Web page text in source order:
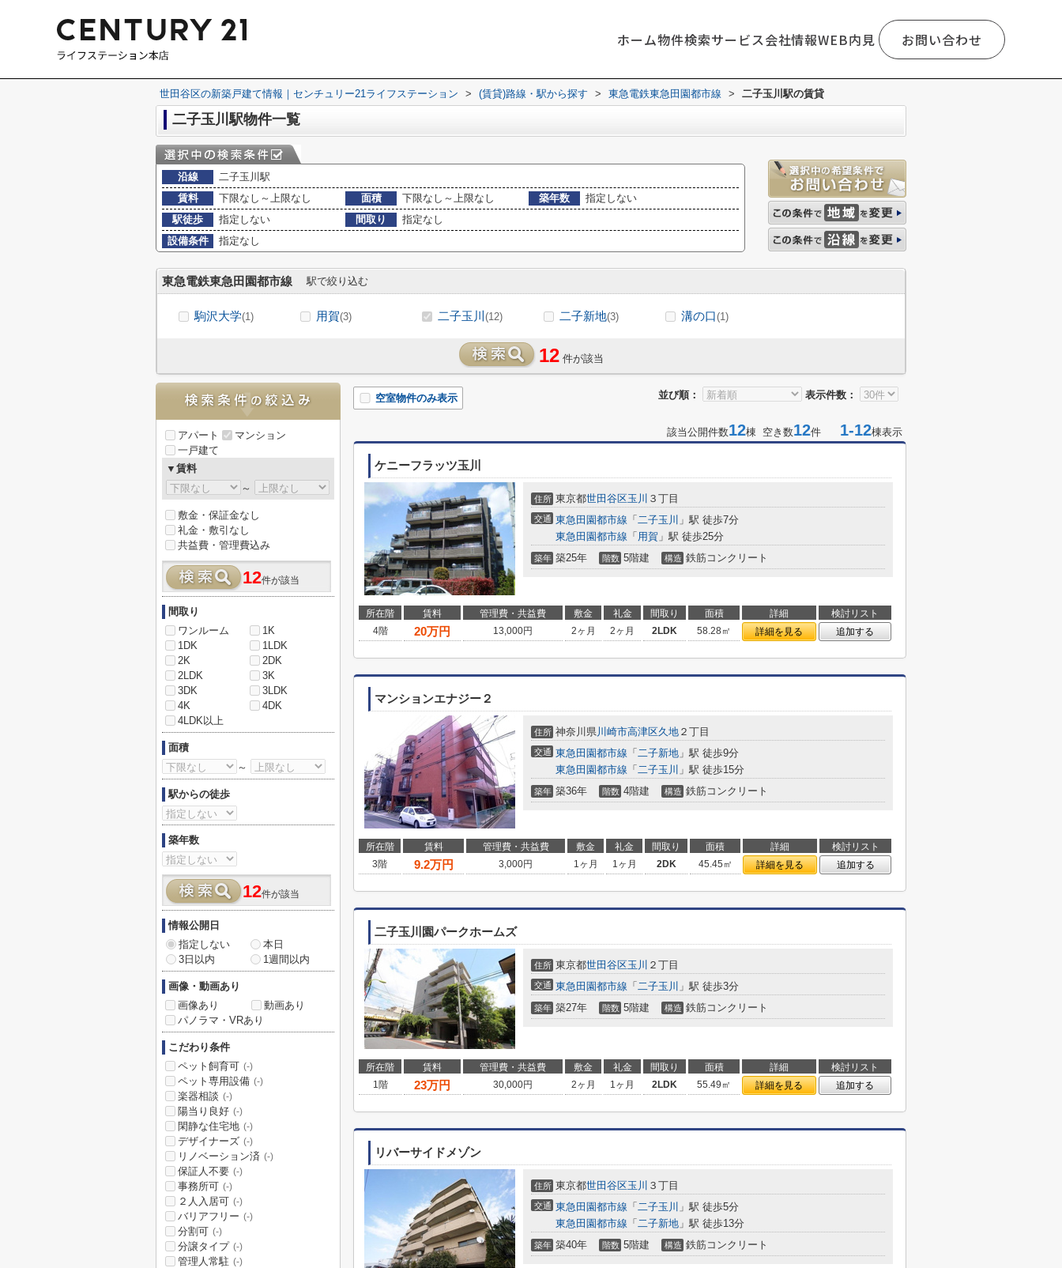
ホーム物件検索サービス会社情報WEB内見 お問い合わせ
世田谷区の新築戸建て情報｜センチュリー21ライフステーション > (賃貸)路線・駅から探す > 東急電鉄東急田園都市線 > 二子玉川駅の賃貸
二子玉川駅物件一覧
沿線
二子玉川駅
賃料
下限なし～上限なし 面積 下限なし～上限なし 築年数
指定しない
駅徒歩
指定しない 間取り
指定なし
設備条件
指定なし
東急電鉄東急田園都市線 駅で絞り込む
駒沢大学(1) 用賀(3) 二子玉川 (12) 二子新地(3) 溝の口(1)
12 件が該当
並び順： 表示件数：
空室物件のみ表示
該当公開件数12棟 空き数12件 1-12棟表示
ケニーフラッツ玉川
住所 東京都世田谷区玉川 ３丁目
交通 東急田園都市線 「 二子玉川 」駅 徒歩7分
東急田園都市線 「 用賀 」駅 徒歩25分
築年 築25年 階数 5階建 構造 鉄筋コンクリート
所在階 賃料 管理費・共益費 敷金 礼金 間取り 面積 詳細
検討リスト
4階
20万円 13,000円 2ヶ月 2ヶ月 2LDK 58.28㎡ 詳細を見る 追加する
マンションエナジー２
住所 神奈川県川崎市高津区久地 ２丁目
交通 東急田園都市線 「 二子新地 」駅 徒歩9分
東急田園都市線 「 二子玉川 」駅 徒歩15分
築年 築36年 階数 4階建 構造 鉄筋コンクリート
所在階 賃料 管理費・共益費 敷金 礼金 間取り 面積 詳細
検討リスト
3階
9.2万円 3,000円 1ヶ月 1ヶ月 2DK 45.45㎡ 詳細を見る 追加する
二子玉川園パークホームズ
住所 東京都世田谷区玉川 ２丁目
交通 東急田園都市線 「 二子玉川 」駅 徒歩3分
築年 築27年 階数 5階建 構造 鉄筋コンクリート
所在階 賃料 管理費・共益費 敷金 礼金 間取り 面積 詳細
検討リスト
1階
23万円 30,000円 2ヶ月 1ヶ月 2LDK 55.49㎡ 詳細を見る 追加する
リバーサイドメゾン
住所 東京都世田谷区玉川 ３丁目
交通 東急田園都市線 「 二子玉川 」駅 徒歩5分
東急田園都市線 「 二子新地 」駅 徒歩13分
築年 築40年 階数 5階建 構造 鉄筋コンクリート
アパート
マンション
一戸建て
▼賃料
～
敷金・保証金なし
礼金・敷引なし
共益費・管理費込み
12件が該当
間取り
ワンルーム
1K
1DK
1LDK
2K
2DK
2LDK
3K
3DK
3LDK
4K
4DK
4LDK以上
面積
～
駅からの徒歩
築年数
12件が該当
情報公開日
指定しない
本日
3日以内
1週間以内
画像・動画あり
画像あり
動画あり
パノラマ・VRあり
こだわり条件
ペット飼育可 (-)
ペット専用設備 (-)
楽器相談 (-)
陽当り良好 (-)
閑静な住宅地 (-)
デザイナーズ (-)
リノベーション済 (-)
保証人不要 (-)
事務所可 (-)
２人入居可 (-)
バリアフリー (-)
分割可 (-)
分譲タイプ (-)
管理人常駐 (-)